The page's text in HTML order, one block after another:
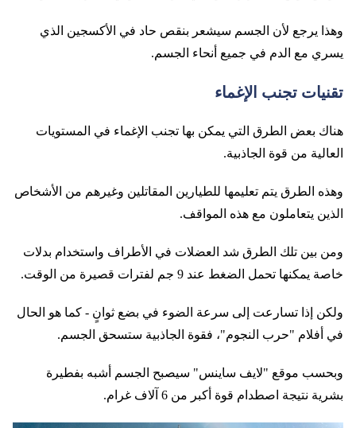
وهذا يرجع لأن الجسم سيشعر بنقص حاد في الأكسجين الذي
يسري مع الدم في جميع أنحاء الجسم.
تقنيات تجنب الإغماء
هناك بعض الطرق التي يمكن بها تجنب الإغماء في المستويات
العالية من قوة الجاذبية.
وهذه الطرق يتم تعليمها للطيارين المقاتلين وغيرهم من الأشخاص
الذين يتعاملون مع هذه المواقف.
ومن بين تلك الطرق شد العضلات في الأطراف واستخدام بدلات
خاصة يمكنها تحمل الضغط عند 9 جم لفترات قصيرة من الوقت.
ولكن إذا تسارعت إلى سرعة الضوء في بضع ثوانٍ - كما هو الحال
في أفلام "حرب النجوم"، فقوة الجاذبية ستسحق الجسم.
وبحسب موقع "لايف ساينس" سيصبح الجسم أشبه بفطيرة
بشرية نتيجة اصطدام قوة أكبر من 6 آلاف غرام.